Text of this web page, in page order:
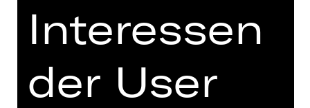
Cecily. In der Stadt allerdings geht er
seinem Vergnügen nach – und
Ernst, als der er sich dort kurzerhand
ausgibt. Sein Freund Algernon
Interessen
der User